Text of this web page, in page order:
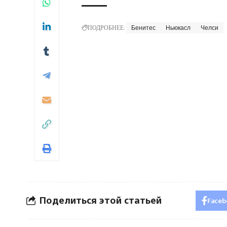
ПОДРОБНЕЕ: Бенитес Ньюкасл Челси
Поделиться этой статьей